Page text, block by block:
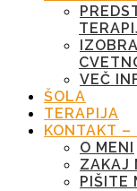
VEČ
ŠOLA
TERAPIJA
KONTAKT
O MENI
ZAKAJ
PIŠITE